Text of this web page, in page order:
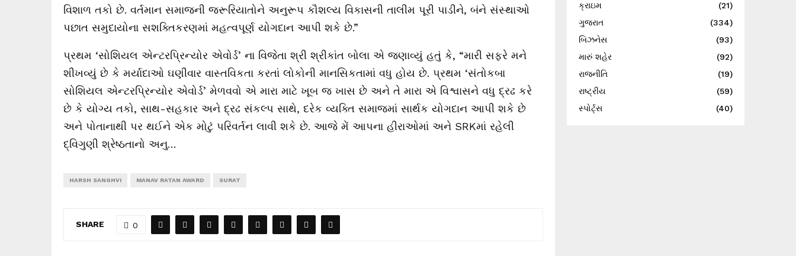
વિશાળ તકો છે. વર્તમાન સમાજની જરૂરિયાતોને અનુરૂપ કૌશલ્ય વિકાસની તાલીમ પૂરી પાડીને, બંને સંસ્થાઓ
પછાત સમુદાયોના સશક્તિકરણમાં મહત્વપૂર્ણ યોગદાન આપી શકે છે.”
પ્રથમ ‘સોશિયલ એન્ટરપ્રિન્યોર એવોર્ડ’ ના વિજેતા શ્રી શ્રીકાંત બોલા એ જણાવ્યું હતું કે, “મારી સફરે મને
શીખવ્યું છે કે મર્યાદાઓ ઘણીવાર વાસ્તવિકતા કરતાં લોકોની માનસિકતામાં વધુ હોય છે. પ્રથમ ‘સંતોકબા
સોશિયલ એન્ટરપ્રિન્યોર એવોર્ડ’ મેળવવો એ મારા માટે ખૂબ જ ખાસ છે અને તે મારા એ વિશ્વાસને વધુ દ્રઢ કરે
છે કે યોગ્ય તકો, સાથ-સહકાર અને દ્રઢ સંકલ્પ સાથે, દરેક વ્યક્તિ સમાજમાં સાર્થક યોગદાન આપી શકે છે
અને પોતાનાથી પર થઈને એક મોટું પરિવર્તન લાવી શકે છે. આજે મેં આપના હીરાઓમાં અને SRKમાં રહેલી
દ્વિગુણી શ્રેષ્ઠતાનો અનુ…
HARSH SANGHVI MANAV RATAN AWARD SURAT
SHARE 0
ક્રાઇમ
(21)
ગુજરાત
(334)
બિઝનેસ
(93)
મારું શહેર
(92)
રાજનીતિ
(19)
રાષ્ટ્રીય
(59)
સ્પોર્ટ્સ
(40)